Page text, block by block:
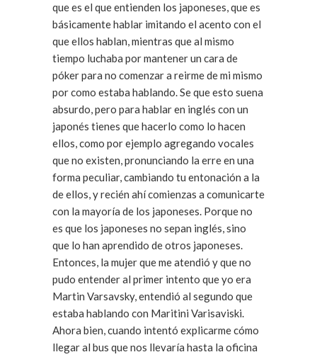
que es el que entienden los japoneses, que es
básicamente hablar imitando el acento con el
que ellos hablan, mientras que al mismo
tiempo luchaba por mantener un cara de
póker para no comenzar a reirme de mi mismo
por como estaba hablando. Se que esto suena
absurdo, pero para hablar en inglés con un
japonés tienes que hacerlo como lo hacen
ellos, como por ejemplo agregando vocales
que no existen, pronunciando la erre en una
forma peculiar, cambiando tu entonación a la
de ellos, y recién ahí comienzas a comunicarte
con la mayoría de los japoneses. Porque no
es que los japoneses no sepan inglés, sino
que lo han aprendido de otros japoneses.
Entonces, la mujer que me atendió y que no
pudo entender al primer intento que yo era
Martin Varsavsky, entendió al segundo que
estaba hablando con Maritini Varisaviski.
Ahora bien, cuando intentó explicarme cómo
llegar al bus que nos llevaría hasta la oficina